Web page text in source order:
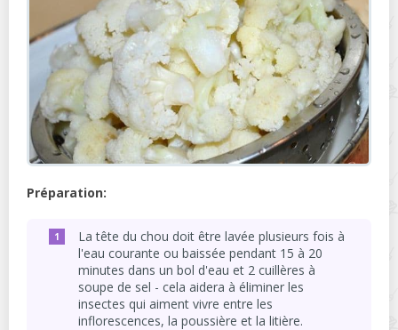
Préparation:
La tête du chou doit être lavée plusieurs fois à
l'eau courante ou baissée pendant 15 à 20
minutes dans un bol d'eau et 2 cuillères à
soupe de sel - cela aidera à éliminer les
insectes qui aiment vivre entre les
inflorescences, la poussière et la litière.